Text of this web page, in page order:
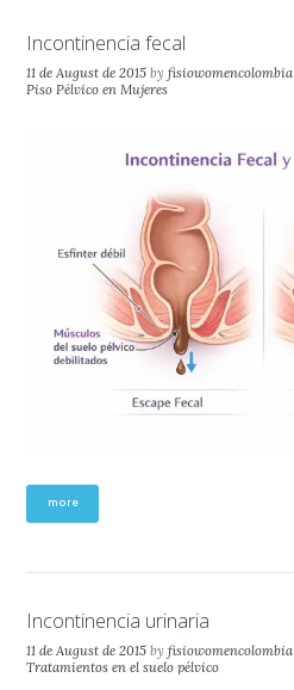
Incontinencia fecal
11 de August de 2015 byfisiowomencolombia
Piso Pélvico en Mujeres
more
Incontinencia urinaria
11 de August de 2015 byfisiowomencolombia
Tratamientos en el suelo pélvico